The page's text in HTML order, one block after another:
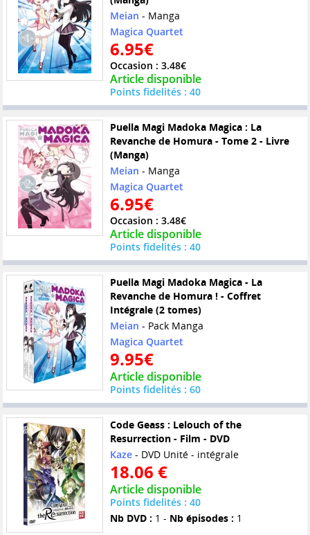
Meian - Manga
Magica Quartet
6.95€
Occasion : 3.48€
Article disponible
Points fidelités : 40
Puella Magi Madoka Magica : La
Revanche de Homura - Tome 2 - Livre
(Manga)
Meian - Manga
Magica Quartet
6.95€
Occasion : 3.48€
Article disponible
Points fidelités : 40
Puella Magi Madoka Magica - La
Revanche de Homura ! - Coffret
Intégrale (2 tomes)
Meian - Pack Manga
Magica Quartet
9.95€
Article disponible
Points fidelités : 60
Code Geass : Lelouch of the
Resurrection - Film - DVD
Kaze- DVD Unité - intégrale
18.06 €
Article disponible
Points fidelités : 40
Nb DVD : 1 - Nb épisodes : 1